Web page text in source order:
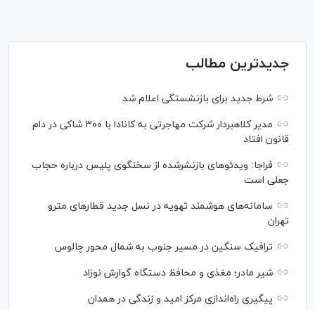
جدیدترین مطالب
شرط جدید برای بازنشستگی اعلام شد
مدیر کلاهبردار شرکت مهاجرتی به کانادا با ۳۰۰ شاکی در دام
قانون افتاد
فراجا: ویدئو‌های بازنشرشده از سخنگوی پلیس درباره حجاب
جعلی است
سامانه‌های هوشمند تهویه در نسل جدید قطار‌های مترو
تهران
ترافیک سنگین در مسیر جنوب به شمال محور چالوس
شیر مادر؛ مغذی و محافظ دستگاه گوارش نوزاد
پیگیری راه‌اندازی مرکز امید و زندگی در همدان